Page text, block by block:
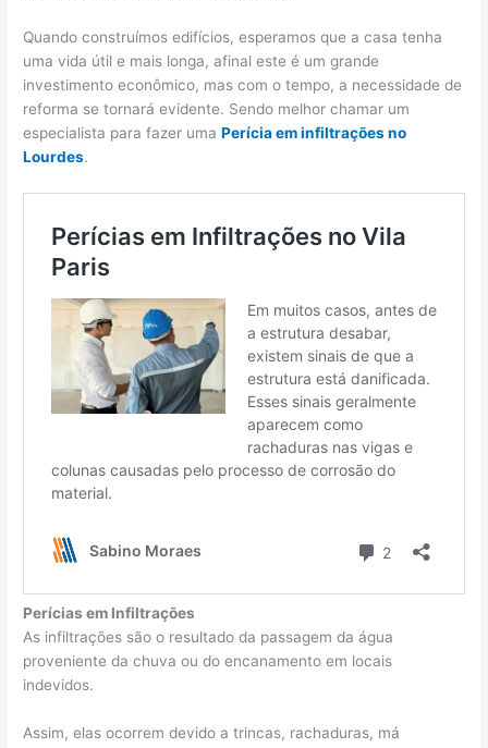
Quando construímos edifícios, esperamos que a casa tenha
uma vida útil e mais longa, afinal este é um grande
investimento econômico, mas com o tempo, a necessidade de
reforma se tornará evidente. Sendo melhor chamar um
especialista para fazer umaPerícia em infiltrações no
Lourdes.
Perícias em Infiltrações
As infiltrações são o resultado da passagem da água
proveniente da chuva ou do encanamento em locais
indevidos.
Assim, elas ocorrem devido a trincas, rachaduras, má